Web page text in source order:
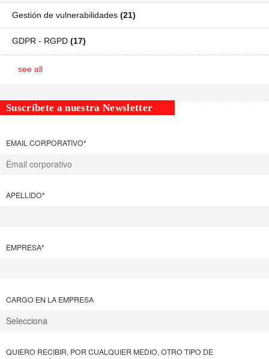
Gestión de vulnerabilidades (21)
GDPR - RGPD (17)
see all
Suscríbete a nuestra Newsletter
EMAIL CORPORATIVO*
APELLIDO*
EMPRESA*
CARGO EN LA EMPRESA
QUIERO RECIBIR, POR CUALQUIER MEDIO, OTRO TIPO DE